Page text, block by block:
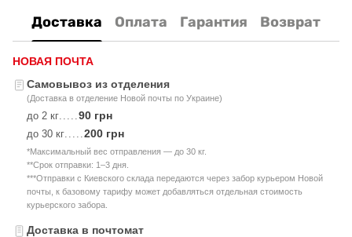
Доставка Оплата Гарантия Возврат
НОВАЯ ПОЧТА
Самовывоз из отделения
(Доставка в отделение Новой почты по Украине)
до 2 кг 90 грн
до 30 кг 200 грн
*Максимальный вес отправления — до 30 кг.
**Срок отправки: 1–3 дня.
***Отправки с Киевского склада передаются через забор курьером Новой
почты, к базовому тарифу может добавляться отдельная стоимость
курьерского забора.
Доставка в почтомат